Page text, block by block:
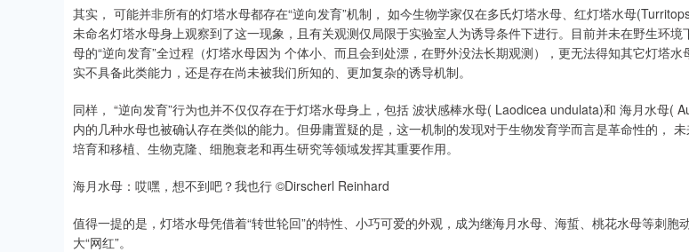
其实， 可能并非所有的灯塔水母都存在“逆向发育”机制， 如今生物学家仅在多氏灯塔水母、红灯塔水母
未命名灯塔水母身上观察到了这一现象，且有关观测仅局限于实验室人为诱导条件下进行。目前并未在野生环境
母的“逆向发育”全过程（灯塔水母因为 个体小、而且会到处漂，在野外没法长期观测），更无法得知其它灯塔水
实不具备此类能力，还是存在尚未被我们所知的、更加复杂的诱导机制。
同样， “逆向发育”行为也并不仅仅存在于灯塔水母身上，包括 波状感棒水母( Laodicea undulata)和 海月水母(
内的几种水母也被确认存在类似的能力。但毋庸置疑的是，这一机制的发现对于生物发育学而言是革命性的，
培育和移植、生物克隆、细胞衰老和再生研究等领域发挥其重要作用。
海月水母：哎嘿，想不到吧？我也行 ©Dirscherl Reinhard
值得一提的是，灯塔水母凭借着“转世轮回”的特性、小巧可爱的外观，成为继海月水母、海蜇、桃花水母等刺胞
大“网红”。